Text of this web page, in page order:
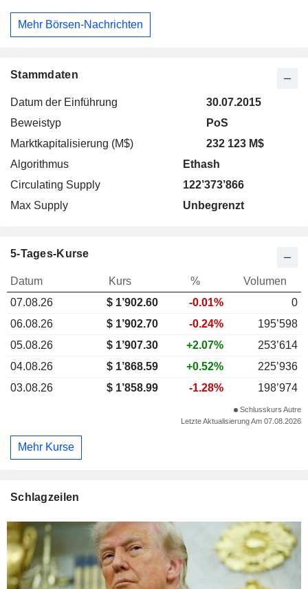
Mehr Börsen-Nachrichten
Stammdaten
Datum der Einführung
30.07.2015
Beweistyp
PoS
Marktkapitalisierung (M$)
232 123 M$
Algorithmus
Ethash
Circulating Supply
122’373’866
Max Supply
Unbegrenzt
5-Tages-Kurse
Datum Kurs %
Volumen
07.08.26
$ 1’902.60 -0.01%
0
06.08.26
$ 1’902.70 -0.24%
195’598
05.08.26
$ 1’907.30 +2.07%
253’614
04.08.26
$ 1’868.59 +0.52%
225’936
03.08.26
$ 1’858.99 -1.28% 198’974
Schlusskurs Autre
Letzte Aktualisierung Am 07.08.2026
Mehr Kurse
Schlagzeilen